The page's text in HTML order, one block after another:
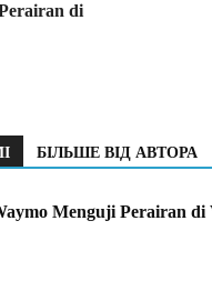
di
БІЛЬШЕ ВІД АВТОРА
Menguji Perairan di